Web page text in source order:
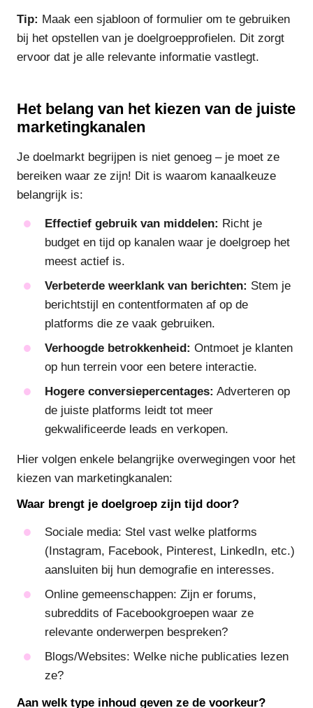
Tip: Maak een sjabloon of formulier om te gebruiken
bij het opstellen van je doelgroepprofielen. Dit zorgt
ervoor dat je alle relevante informatie vastlegt.
Het belang van het kiezen van de juiste
marketingkanalen
Je doelmarkt begrijpen is niet genoeg – je moet ze
bereiken waar ze zijn! Dit is waarom kanaalkeuze
belangrijk is:
Effectief gebruik van middelen: Richt je
budget en tijd op kanalen waar je doelgroep het
meest actief is.
Verbeterde weerklank van berichten: Stem je
berichtstijl en contentformaten af op de
platforms die ze vaak gebruiken.
Verhoogde betrokkenheid: Ontmoet je klanten
op hun terrein voor een betere interactie.
Hogere conversiepercentages: Adverteren op
de juiste platforms leidt tot meer
gekwalificeerde leads en verkopen.
Hier volgen enkele belangrijke overwegingen voor het
kiezen van marketingkanalen:
Waar brengt je doelgroep zijn tijd door?
Sociale media: Stel vast welke platforms
(Instagram, Facebook, Pinterest, LinkedIn, etc.)
aansluiten bij hun demografie en interesses.
Online gemeenschappen: Zijn er forums,
subreddits of Facebookgroepen waar ze
relevante onderwerpen bespreken?
Blogs/Websites: Welke niche publicaties lezen
ze?
Aan welk type inhoud geven ze de voorkeur?